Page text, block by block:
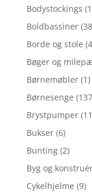
Bodystockings
Boldbassiner
Borde og stole
Bøger og
Børnemøbler (1)
Børnesenge
Brystpumper
Bukser (6)
Bunting (2)
Byg og
Cykelhjelme (9)